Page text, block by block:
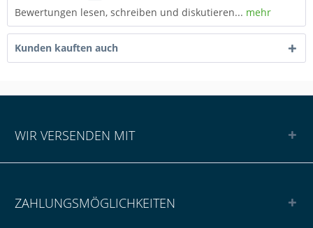
Bewertungen lesen, schreiben und diskutieren... mehr
Kunden kauften auch
WIR VERSENDEN MIT
ZAHLUNGSMÖGLICHKEITEN